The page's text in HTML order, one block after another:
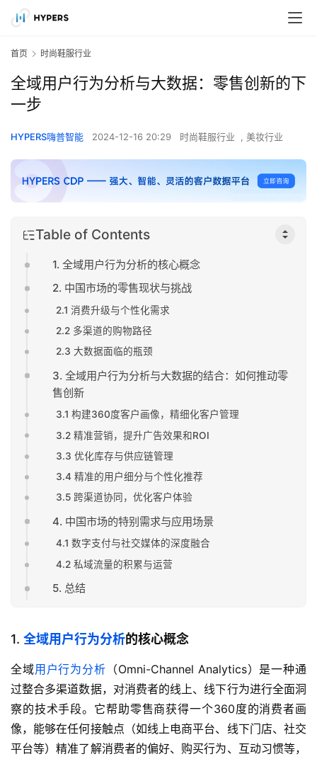
首页 时尚鞋服行业
全域用户行为分析与大数据：零售创新的下
一步
HYPERS嗨普智能 2024-12-16 20:29 时尚鞋服行业 , 美妆行业
Table of Contents
1. 全域用户行为分析的核心概念
2. 中国市场的零售现状与挑战
2.1 消费升级与个性化需求
2.2 多渠道的购物路径
2.3 大数据面临的瓶颈
3. 全域用户行为分析与大数据的结合：如何推动零
售创新
3.1 构建360度客户画像，精细化客户管理
3.2 精准营销，提升广告效果和ROI
3.3 优化库存与供应链管理
3.4 精准的用户细分与个性化推荐
3.5 跨渠道协同，优化客户体验
4. 中国市场的特别需求与应用场景
4.1 数字支付与社交媒体的深度融合
4.2 私域流量的积累与运营
5. 总结
1. 全域用户行为分析的核心概念
全域用户行为分析 （Omni-Channel Analytics）是一种通
过整合多渠道数据，对消费者的线上、线下行为进行全面洞
察的技术手段。它帮助零售商获得一个360度的消费者画
像，能够在任何接触点（如线上电商平台、线下门店、社交
平台等）精准了解消费者的偏好、购买行为、互动习惯等，